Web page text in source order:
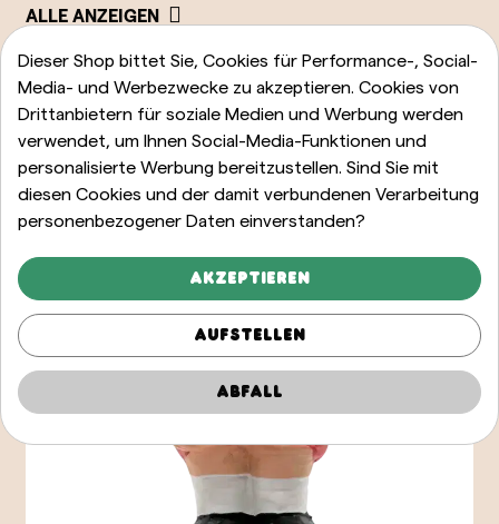
ALLE ANZEIGEN
Dieser Shop bittet Sie, Cookies für Performance-, Social-
Media- und Werbezwecke zu akzeptieren. Cookies von
Drittanbietern für soziale Medien und Werbung werden
verwendet, um Ihnen Social-Media-Funktionen und
personalisierte Werbung bereitzustellen. Sind Sie mit
diesen Cookies und der damit verbundenen Verarbeitung
personenbezogener Daten einverstanden?
Akzeptieren
Aufstellen
Abfall